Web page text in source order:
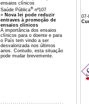
Saúde Pública® nº107
» Nova lei pode reduzir
entraves à promoção de
ensaios clínicos
A importância dos ensaios
clínicos para o doente e para
o País tem vindo a ser
desvalorizada nos últimos
anos. Contudo, esta situação
pode mudar brevemente.
07-